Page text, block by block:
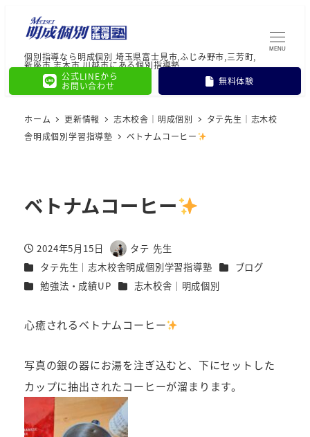
個別指導なら明成個別 埼玉県富士見市,ふじみ野市,三芳町,
新座市,志木市,川越市にある個別指導塾
公式LINEから
お問い合わせ
無料体験
MENU
ホーム 更新情報 志木校舎｜明成個別
タテ先生｜志木校
舎明成個別学習指導塾
ベトナムコーヒー
ベトナムコーヒー
投稿日
2024年5月15日
著
者
タテ 先生
カテゴリー
タテ先生｜志木校舎明成個別学習指導塾 カテゴリー
ブログ
カテゴリー
勉強法・成績UP カテゴリー
志木校舎｜明成個別
心癒されるベトナムコーヒー
写真の銀の器にお湯を注ぎ込むと、下にセットした
カップに抽出されたコーヒーが溜まります。